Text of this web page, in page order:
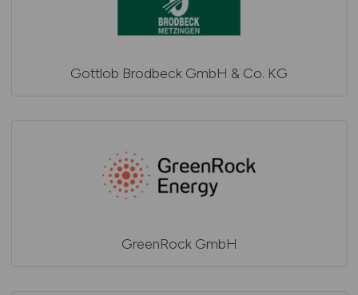
Gottlob Brodbeck GmbH & Co. KG
GreenRock GmbH